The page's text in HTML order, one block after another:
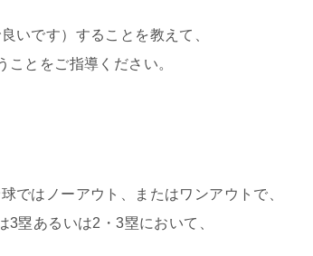
いです）することを教えて、
ことをご指導ください。
ではノーアウト、またはワンアウトで、
3塁あるいは2・3塁において、